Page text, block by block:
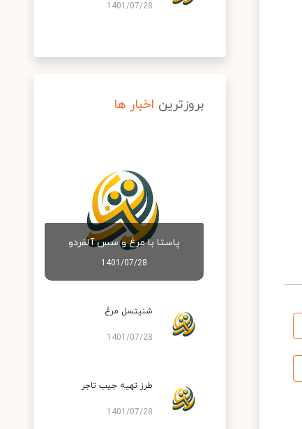
1401/07/28
بروزترین اخبار ها
پاستا با مرغ و سس آلفردو
1401/07/28
شنیتسل مرغ
1401/07/28
طرز تهیه جیب تاجر
1401/07/28